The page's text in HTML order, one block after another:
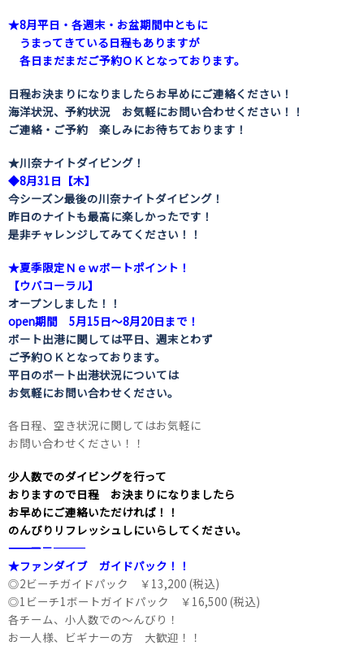
★8月平日・各週末・お盆期間中ともに
うまってきている日程もありますが
各日まだまだご予約ＯＫとなっております。
日程お決まりになりましたらお早めにご連絡ください！
海洋状況、予約状況 お気軽にお問い合わせください！！
ご連絡・ご予約 楽しみにお待ちております！
★川奈ナイトダイビング！
◆8月31日【木】
今シーズン最後の川奈ナイトダイビング！
昨日のナイトも最高に楽しかったです！
是非チャレンジしてみてください！！
★夏季限定Ｎｅｗボートポイント！
【ウバコーラル】
オープンしました！！
open期間 5月15日～8月20日まで！
ボート出港に関しては平日、週末とわず
ご予約ＯＫとなっております。
平日のボート出港状況については
お気軽にお問い合わせください。
各日程、空き状況に関してはお気軽に
お問い合わせください！！
少人数でのダイビングを行って
おりますので日程 お決まりになりましたら
お早めにご連絡いただければ！！
のんびりリフレッシュしにいらしてください。
――――――――――――――――――――－－―――
★ファンダイブ ガイドパック！！
◎2ビーチガイドパック ￥13,200 (税込)
◎1ビーチ1ボートガイドパック ￥16,500 (税込)
各チーム、小人数での～んびり！
お一人様、ビギナーの方 大歓迎！！